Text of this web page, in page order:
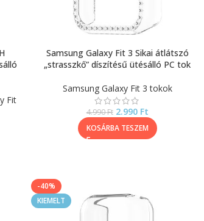
Fit
Samsung Galaxy Fit 3 Sikai átlátszó
„strasszkő” díszítésű ütésálló PC tok
Samsung Galaxy Fit 3 tokok
4.990Ft 2.990 Ft
KOSÁRBA TESZEM
-40%
KIEMELT